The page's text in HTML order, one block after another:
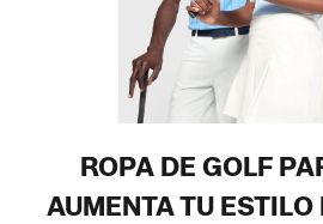
ROPA DE GOLF
AUMENTA TU ESTILO